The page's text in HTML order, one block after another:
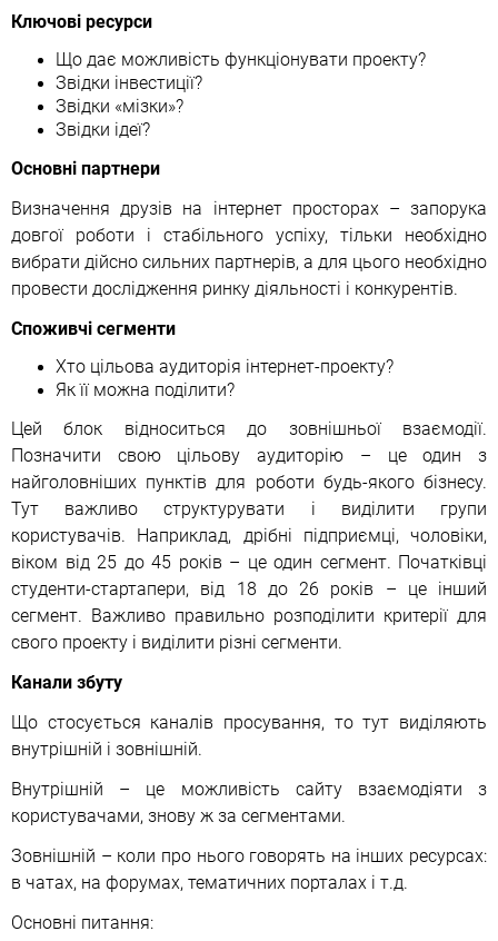
Ключові ресурси
Що дає можливість функціонувати проекту?
Звідки інвестиції?
Звідки «мізки»?
Звідки ідеї?
Основні партнери
Визначення друзів на інтернет просторах – запорука
довгої роботи і стабільного успіху, тільки необхідно
вибрати дійсно сильних партнерів, а для цього необхідно
провести дослідження ринку діяльності і конкурентів.
Споживчі сегменти
Хто цільова аудиторія інтернет-проекту?
Як її можна поділити?
Цей блок відноситься до зовнішньої взаємодії.
Позначити свою цільову аудиторію – це один з
найголовніших пунктів для роботи будь-якого бізнесу.
Тут важливо структурувати і виділити групи
користувачів. Наприклад, дрібні підприємці, чоловіки,
віком від 25 до 45 років – це один сегмент. Початківці
студенти-стартапери, від 18 до 26 років – це інший
сегмент. Важливо правильно розподілити критерії для
свого проекту і виділити різні сегменти.
Канали збуту
Що стосується каналів просування, то тут виділяють
внутрішній і зовнішній.
Внутрішній – це можливість сайту взаємодіяти з
користувачами, знову ж за сегментами.
Зовнішній – коли про нього говорять на інших ресурсах:
в чатах, на форумах, тематичних порталах і т.д.
Основні питання: